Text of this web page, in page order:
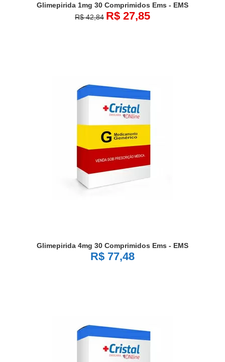
Glimepirida 1mg 30 Comprimidos Ems - EMS
R$ 42,84 R$ 27,85
Glimepirida 4mg 30 Comprimidos Ems - EMS
R$ 77,48